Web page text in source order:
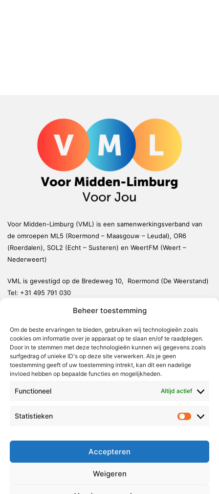
Beheer toestemming
Om de beste ervaringen te bieden, gebruiken wij technologieën zoals
cookies om informatie over je apparaat op te slaan en/of te raadplegen.
Door in te stemmen met deze technologieën kunnen wij gegevens zoals
surfgedrag of unieke ID's op deze site verwerken. Als je geen
toestemming geeft of uw toestemming intrekt, kan dit een nadelige
invloed hebben op bepaalde functies en mogelijkheden.
Functioneel Altijd actief
Statistieken
Accepteren
Weigeren
Voor Midden-Limburg (VML) is een samenwerkingsverband van
de omroepen ML5 (Roermond – Maasgouw – Leudal), OR6
(Roerdalen), SOL2 (Echt – Susteren) en WeertFM (Weert –
Nederweert)
VML is gevestigd op de Bredeweg 10, Roermond (De Weerstand)
Tel: +31 495 791 030
Weert
Nederweert
Leudal
Maasgouw
Echt-Susteren
Roermond
Radio & TV